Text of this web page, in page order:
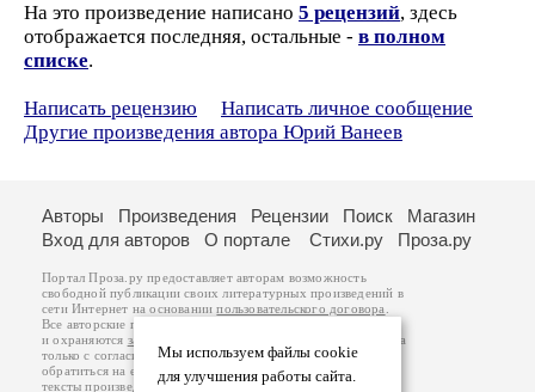
На это произведение написано 5 рецензий, здесь
отображается последняя, остальные - в полном
списке.
Написать рецензию
Написать личное сообщение
Другие произведения автора Юрий Ванеев
Мы используем файлы cookie
для улучшения работы сайта.
Авторы Произведения Рецензии Поиск
Магазин
Вход для авторов
О портале Стихи.ру Проза.ру
Портал Проза.ру предоставляет авторам возможность
свободной публикации своих литературных произведений в
сети Интернет на основаниипользовательского договора
Все авторские права на произведения принадлежат авторам
и охраняются законом
. Перепечатка произведений возможна
только с согласия его автора, к которому вы можете
обратиться на его авторской странице. Ответственность за
тексты произведений авторы несут самостоятельно на